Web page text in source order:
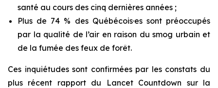
santé au cours des cinq dernières années ;
Plus de 74 % des Québécois·es sont préoccupés
par la qualité de l’air en raison du smog urbain et
de la fumée des feux de forêt.
Ces inquiétudes sont confirmées par les constats du
plus récent rapport du
Lancet Countdown sur la